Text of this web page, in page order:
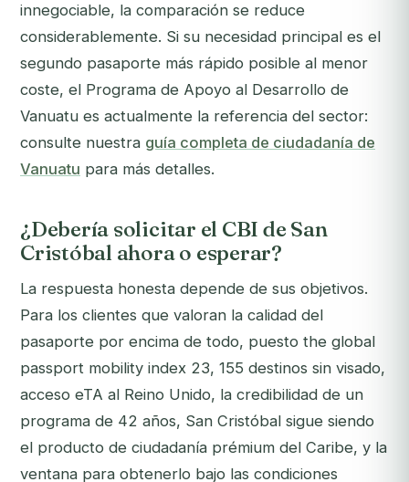
innegociable, la comparación se reduce
considerablemente. Si su necesidad principal es el
segundo pasaporte más rápido posible al menor
coste, el Programa de Apoyo al Desarrollo de
Vanuatu es actualmente la referencia del sector:
consulte nuestra guía completa de ciudadanía de
Vanuatu para más detalles.
¿Debería solicitar el CBI de San
Cristóbal ahora o esperar?
La respuesta honesta depende de sus objetivos.
Para los clientes que valoran la calidad del
pasaporte por encima de todo, puesto the global
passport mobility index 23, 155 destinos sin visado,
acceso eTA al Reino Unido, la credibilidad de un
programa de 42 años, San Cristóbal sigue siendo
el producto de ciudadanía prémium del Caribe, y la
ventana para obtenerlo bajo las condiciones